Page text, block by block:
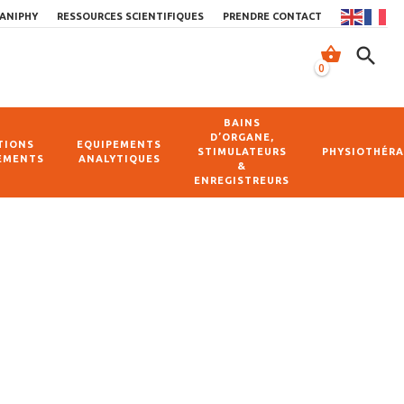
0
shopping_basket search
RESSOURCES SCIENTIFIQUES PRENDRE CONTACT
EQUIPEMENTS
ANALYTIQUES
BAINS
D’ORGANE,
STIMULATEURS
&
ENREGISTREURS